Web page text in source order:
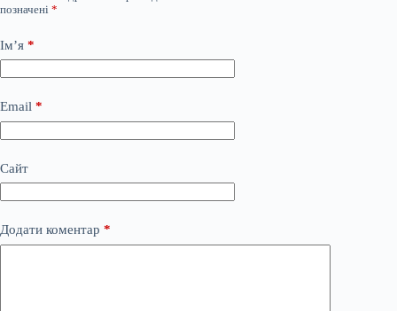
позначені *
Ім’я *
Email *
Сайт
Додати коментар *